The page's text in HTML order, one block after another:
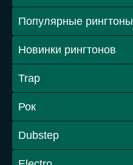
Популярные рингтоны
Новинки рингтонов
Trap
Рок
Dubstep